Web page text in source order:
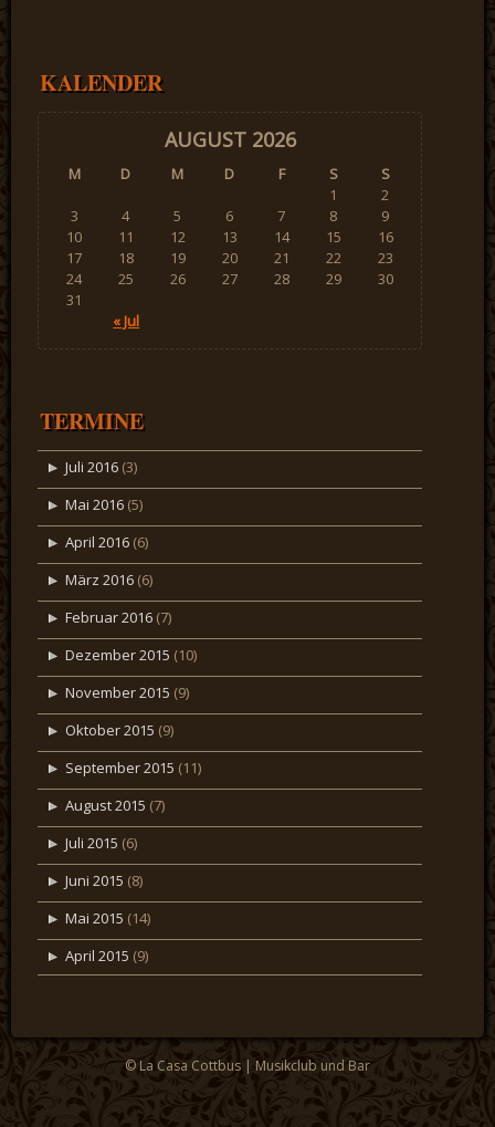
KALENDER
AUGUST 2026
M D M D F S S
« Jul
1
2
3
4 5 6 7 8
9
10
11 12 13 14 15
16
17
18 19 20 21 22
23
24
25 26 27 28 29
30
31
TERMINE
Juli 2016 (3)
Mai 2016 (5)
April 2016 (6)
März 2016 (6)
Februar 2016 (7)
Dezember 2015 (10)
November 2015 (9)
Oktober 2015 (9)
September 2015 (11)
August 2015 (7)
Juli 2015 (6)
Juni 2015 (8)
Mai 2015 (14)
April 2015 (9)
© La Casa Cottbus | Musikclub und Bar